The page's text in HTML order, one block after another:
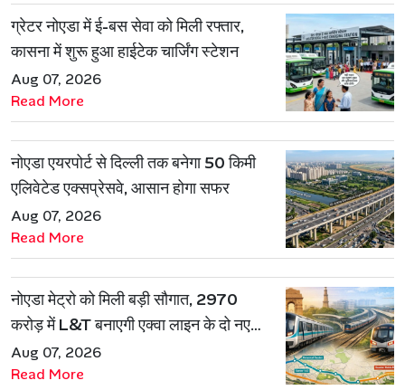
ग्रेटर नोएडा में ई-बस सेवा को मिली रफ्तार,
कासना में शुरू हुआ हाईटेक चार्जिंग स्टेशन
Aug 07, 2026
Read More
नोएडा एयरपोर्ट से दिल्ली तक बनेगा 50 किमी
एलिवेटेड एक्सप्रेसवे, आसान होगा सफर
Aug 07, 2026
Read More
नोएडा मेट्रो को मिली बड़ी सौगात, 2970
करोड़ में L&T बनाएगी एक्वा लाइन के दो नए
रूट
Aug 07, 2026
Read More